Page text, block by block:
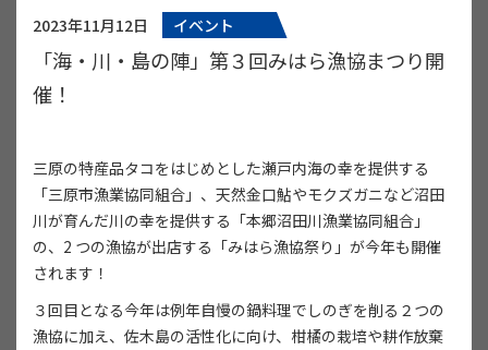
2023年11月12日 イベント
「海・川・島の陣」第３回みはら漁協まつり開
催！
三原の特産品タコをはじめとした瀬戸内海の幸を提供する
「三原市漁業協同組合」、天然金口鮎やモクズガニなど沼田
川が育んだ川の幸を提供する「本郷沼田川漁業協同組合」
の、2 つの漁協が出店する「みはら漁協祭り」が今年も開催
されます！
３回目となる今年は例年自慢の鍋料理でしのぎを削る２つの
漁協に加え、佐木島の活性化に向け、柑橘の栽培や耕作放棄